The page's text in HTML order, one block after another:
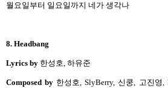
월요일부터 일요일까지 네가 생각나
8. Headbang
Lyrics by 한성호, 하유준
Composed by 한성호, SlyBerry, 신쿵, 고진영,